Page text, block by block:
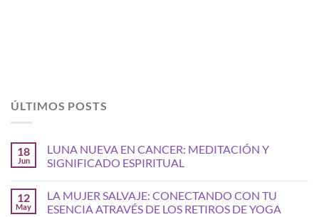
ÚLTIMOS POSTS
18
Jun
LUNA NUEVA EN CANCER: MEDITACIÓN Y
SIGNIFICADO ESPIRITUAL
12
May
LA MUJER SALVAJE: CONECTANDO CON TU
ESENCIA ATRAVÉS DE LOS RETIROS DE YOGA